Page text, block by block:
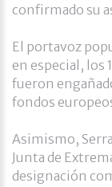
confirmado su
El portavoz
en especial, los
fueron
fondos
Asimismo,
Junta de
designación